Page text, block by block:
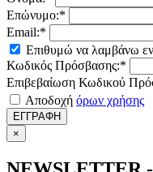
Επώνυμο:*
Email:*
Επιθυμώ να λαμβάνω
Κωδικός Πρόσβασης:*
Επιβεβαίωση Κωδικού
Αποδοχή όρων χρήσης
ΕΓΓΡΑΦΗ
×